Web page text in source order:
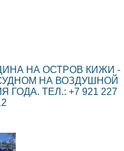
НА ОСТРОВ КИЖИ -
НА ВОЗДУШНОЙ
ТЕЛ.: +7 921 227